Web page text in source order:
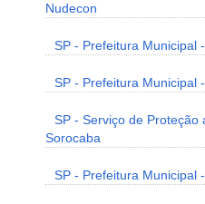
Nudecon
SP - Prefeitura Municipal
SP - Prefeitura Municipal
SP - Serviço de
Sorocaba
SP - Prefeitura Municipal